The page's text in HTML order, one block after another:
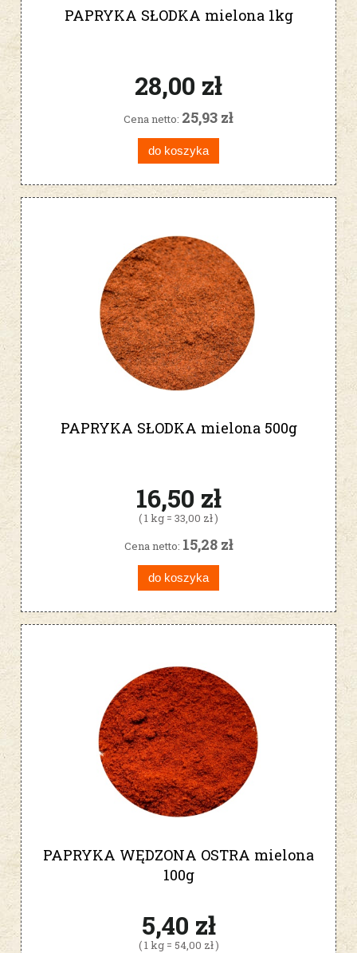
PAPRYKA SŁODKA mielona 1kg
28,00 zł
Cena netto: 25,93 zł
do koszyka
PAPRYKA SŁODKA mielona 500g
16,50 zł
( 1 kg = 33,00 zł )
Cena netto: 15,28 zł
do koszyka
PAPRYKA WĘDZONA OSTRA mielona
100g
5,40 zł
( 1 kg = 54,00 zł )